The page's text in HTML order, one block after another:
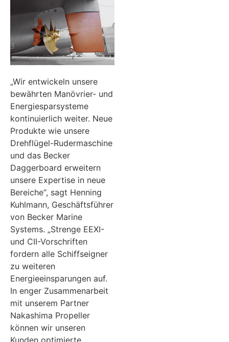
„Wir entwickeln unsere
bewährten Manövrier- und
Energiesparsysteme
kontinuierlich weiter. Neue
Produkte wie unsere
Drehflügel-Rudermaschine
und das Becker
Daggerboard erweitern
unsere Expertise in neue
Bereiche“, sagt Henning
Kuhlmann, Geschäftsführer
von Becker Marine
Systems. „Strenge EEXI-
und CII-Vorschriften
fordern alle Schiffseigner
zu weiteren
Energieeinsparungen auf.
In enger Zusammenarbeit
mit unserem Partner
Nakashima Propeller
können wir unseren
Kunden optimierte